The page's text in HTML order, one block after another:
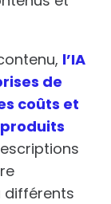
l’IA
de
coûts et
différents